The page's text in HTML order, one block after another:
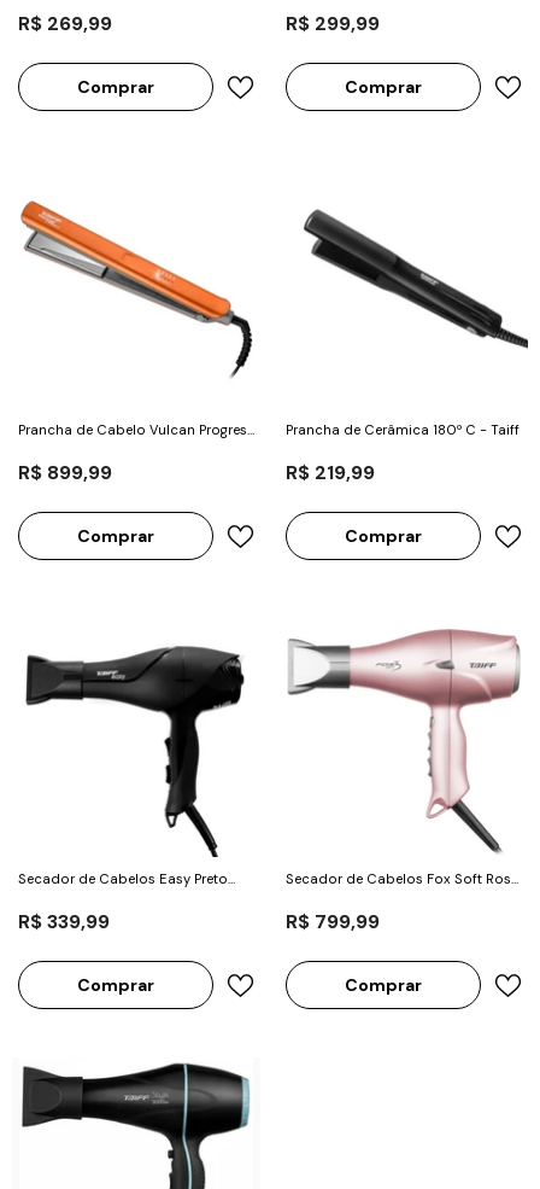
R$ 269,99
Comprar
R$ 299,99
Comprar
Prancha de Cabelo Vulcan Progress
R$ 899,99
Comprar
Prancha de Cerâmica 180º C - Taiff
R$ 219,99
Comprar
Secador de Cabelos Easy Preto
R$ 339,99
Comprar
Secador de Cabelos Fox Soft Rose
R$ 799,99
Comprar